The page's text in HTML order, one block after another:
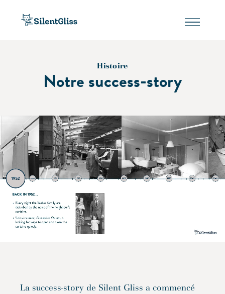
Histoire
Notre success-story
La success-story de Silent Gliss a commencé